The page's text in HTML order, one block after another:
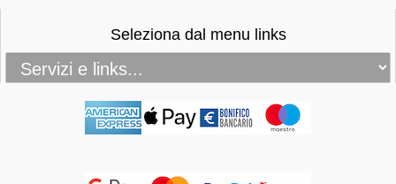
Seleziona dal menu links